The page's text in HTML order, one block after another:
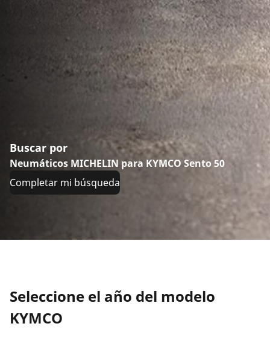
Buscar por
Neumáticos MICHELIN para KYMCO Sento 50
Completar mi búsqueda
Seleccione el año del modelo
KYMCO